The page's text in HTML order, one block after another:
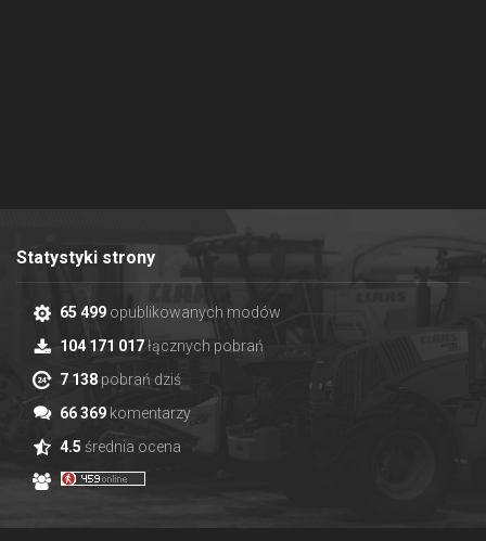
Statystyki strony
65 499 opublikowanych modów
104 171 017łącznych pobrań
7 138 pobrań dziś
66 369 komentarzy
4.5 średnia ocena